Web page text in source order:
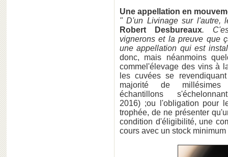
Une appellation en
" D'un Livinage sur
Robert Desbureaux.
vignerons et la preuve que
une appellation qui est
donc, mais néanmoins
commel'élevage des vins à
les cuvées se
majorité de
échantillons
2016) ;ou l'obligation pour
trophée, de ne présenter
condition d'éligibilité, une
cours avec un stock